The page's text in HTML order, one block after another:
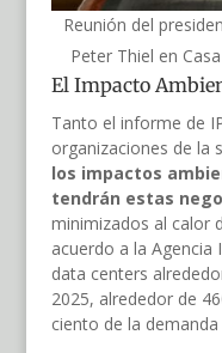
Reunión del
Peter Thiel en
El Impacto
Tanto el informe de
organizaciones de la
los impactos
tendrán estas
minimizados al calor
acuerdo a la Agencia
data centers
2025, alrededor de
ciento de la